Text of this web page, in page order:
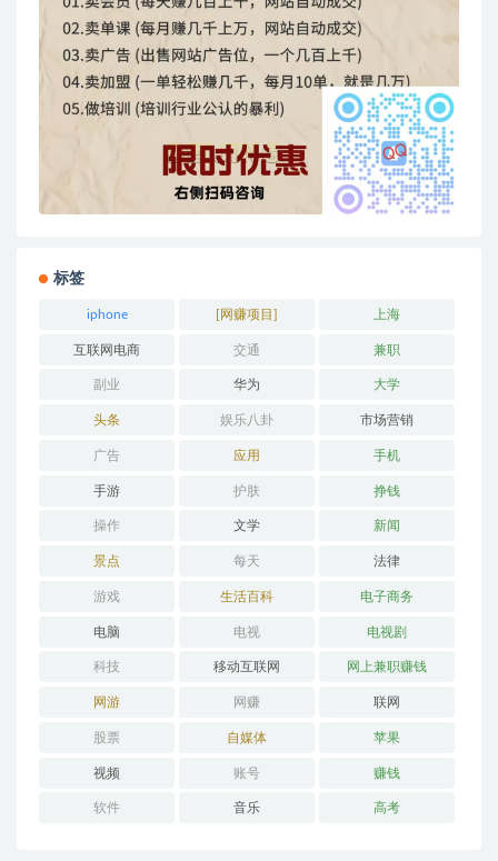
标签
iphone [网赚项目] 上海
互联网电商 交通 兼职
副业 华为 大学
头条 娱乐八卦 市场营销
广告 应用 手机
手游 护肤 挣钱
操作 文学 新闻
景点 每天 法律
游戏 生活百科 电子商务
电脑 电视 电视剧
科技 移动互联网 网上兼职赚钱
网游 网赚 联网
股票 自媒体 苹果
视频 账号 赚钱
软件 音乐 高考